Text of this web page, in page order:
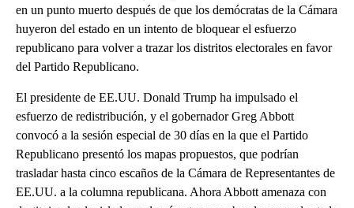
en un punto muerto después de que los demócratas de la Cámara
huyeron del estado en un intento de bloquear el esfuerzo
republicano para volver a trazar los distritos electorales en favor
del Partido Republicano.
El presidente de EE.UU. Donald Trump ha impulsado el
esfuerzo de redistribución, y el gobernador Greg Abbott
convocó a la sesión especial de 30 días en la que el Partido
Republicano presentó los mapas propuestos, que podrían
trasladar hasta cinco escaños de la Cámara de Representantes de
EE.UU. a la columna republicana. Ahora Abbott amenaza con